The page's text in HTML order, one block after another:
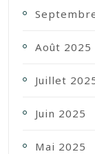
Août 2025
Juillet
Juin 2025
Mai 2025